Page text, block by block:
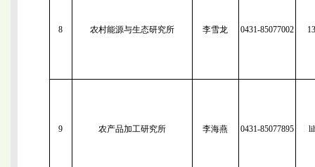
8 农村能源与生态研究所 李雪龙 0431-85077002
9 农产品加工研究所 李海燕 0431-85077895